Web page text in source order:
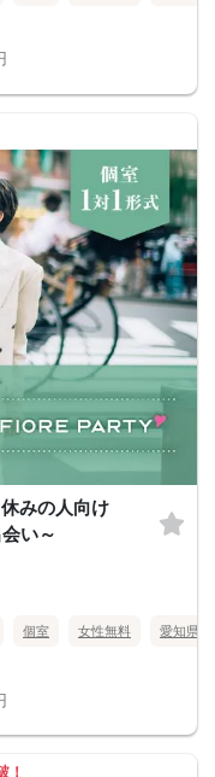
みの人向け
い～
個室 女性無料 愛知県
！